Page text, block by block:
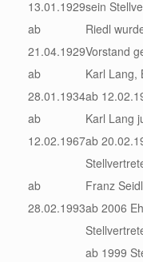
13.01.1929sein
ab
21.04.1929
Riedl
Vorstand
ab
28.01.1934
Karl Lang,
ab
ab
12.02.1967
Karl Lang
ab
ab
28.02.1993
Franz
ab 2006
ab 1999